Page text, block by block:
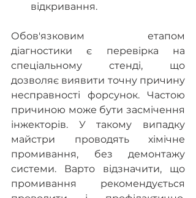
відкривання.
Обов'язковим етапом
діагностики є перевірка на
спеціальному стенді, що
дозволяє виявити точну причину
несправності форсунок. Частою
причиною може бути засмічення
інжекторів. У такому випадку
майстри проводять хімічне
промивання, без демонтажу
системи. Варто відзначити, що
промивання рекомендується